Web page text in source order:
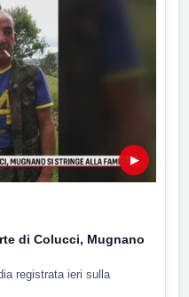
▶
di Colucci, Mugnano
registrata ieri sulla